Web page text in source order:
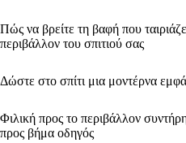
Πώς να βρείτε τη βαφή που
περιβάλλον του σπιτιού σας
Δώστε στο σπίτι μια μοντέρνα
Φιλική προς το περιβάλλον
προς βήμα οδηγός